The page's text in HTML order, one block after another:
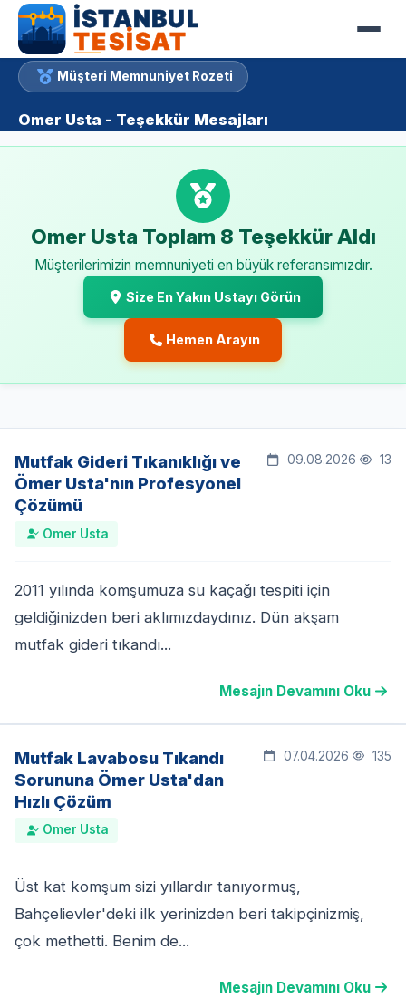
Müşteri Memnuniyet Rozeti
Omer Usta - Teşekkür Mesajları
Omer Usta Toplam 8 Teşekkür Aldı
Müşterilerimizin memnuniyeti en büyük referansımızdır.
Size En Yakın Ustayı Görün
Hemen Arayın
Mutfak Gideri Tıkanıklığı ve
Ömer Usta'nın Profesyonel
Çözümü
Omer Usta
09.08.2026 13
2011 yılında komşumuza su kaçağı tespiti için
geldiğinizden beri aklımızdaydınız. Dün akşam
mutfak gideri tıkandı...
Mesajın Devamını Oku
Mutfak Lavabosu Tıkandı
Sorununa Ömer Usta'dan
Hızlı Çözüm
Omer Usta
07.04.2026 135
Üst kat komşum sizi yıllardır tanıyormuş,
Bahçelievler'deki ilk yerinizden beri takipçinizmiş,
çok methetti. Benim de...
Mesajın Devamını Oku